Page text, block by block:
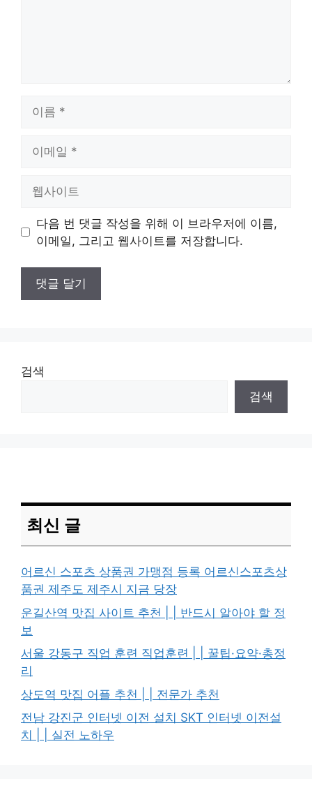
트
다음 번 댓글 작성을 위해 이 브라우저에 이름,
이메일, 그리고 웹사이트를 저장합니다.
검색
검색
최신 글
어르신 스포츠 상품권 가맹점 등록 어르신스포츠상
품권 제주도 제주시 지금 당장
운길산역 맛집 사이트 추천 | | 반드시 알아야 할 정
보
서울 강동구 직업 훈련 직업훈련 | | 꿀팁·요약·총정
리
상도역 맛집 어플 추천 | | 전문가 추천
전남 강진군 인터넷 이전 설치 SKT 인터넷 이전설
치 | | 실전 노하우